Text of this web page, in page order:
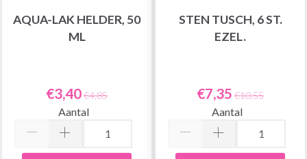
AQUA-LAK HELDER, 50
ML
€3,40€4,85
Aantal
STEN TUSCH, 6 ST.
EZEL.
€7,35 €10,55
Aantal